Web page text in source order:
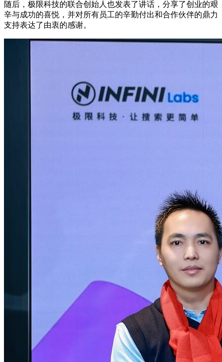
随后，极限科技的联合创始人也发表了讲话，分享了创业的艰
辛与成功的喜悦，并对所有员工的辛勤付出和合作伙伴的鼎力
支持表达了由衷的感谢。